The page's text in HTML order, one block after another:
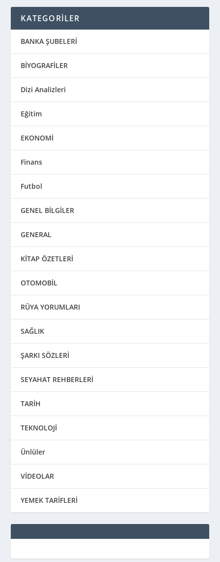
KATEGORİLER
BANKA ŞUBELERİ
BİYOGRAFİLER
Dizi Analizleri
Eğitim
EKONOMİ
Finans
Futbol
GENEL BİLGİLER
GENERAL
KİTAP ÖZETLERİ
OTOMOBİL
RÜYA YORUMLARI
SAĞLIK
ŞARKI SÖZLERİ
SEYAHAT REHBERLERİ
TARİH
TEKNOLOJİ
Ünlüler
VİDEOLAR
YEMEK TARİFLERİ